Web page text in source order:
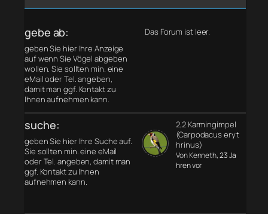
gebe ab:
geben Sie hier Ihre Anzeige
auf wenn Sie Vögel abgeben
wollen. Sie sollten min. eine
eMail oder Tel. angeben,
damit man ggf. Kontakt zu
Ihnen aufnehmen kann.
Das Forum ist leer.
suche:
geben Sie hier Ihre Suche auf.
Sie sollten min. eine eMail
oder Tel. angeben, damit man
ggf. Kontakt zu Ihnen
aufnehmen kann.
2,2 Karmingimpel
(Carpodacus eryt
hrinus)
Von Kenneth, 23 Ja
hren vor